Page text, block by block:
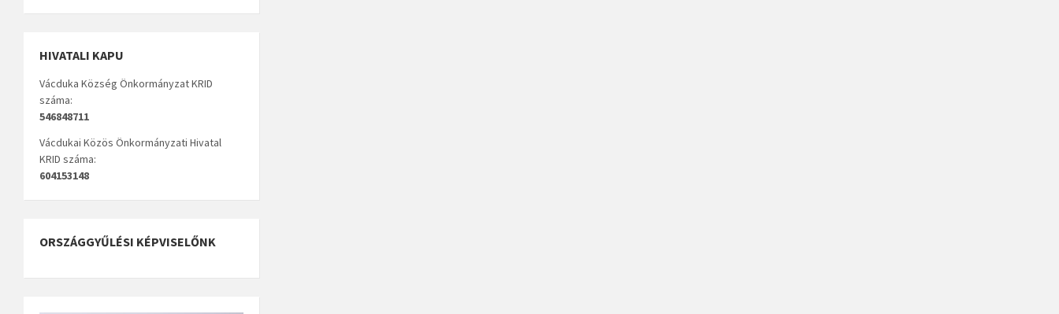
HIVATALI KAPU
Vácduka Község Önkormányzat KRID
száma:
546848711
Vácdukai Közös Önkormányzati Hivatal
KRID száma:
604153148
ORSZÁGGYŰLÉSI KÉPVISELŐNK